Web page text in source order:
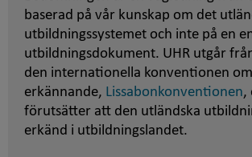
baserad på vår kunskap om det
utbildningssystemet och inte på en
utbildningsdokument. UHR utgår
den internationella konventionen om
erkännande, Lissabonkonventionen,
förutsätter att den utländska
erkänd i utbildningslandet.